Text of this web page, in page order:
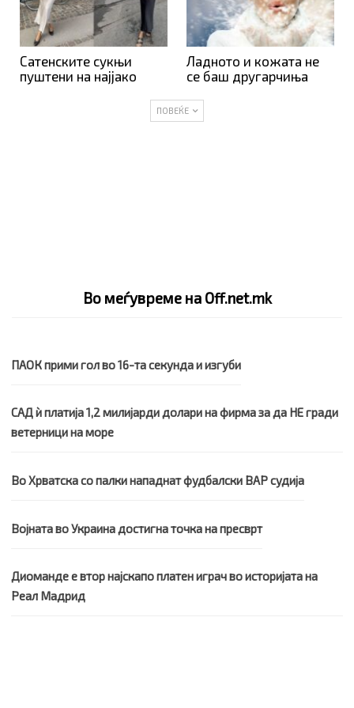
Сатенските сукњи
пуштени на најјако
Ладното и кожата не
се баш другарчиња
ПОВЕЌЕ
Во меѓувреме на Off.net.mk
ПАОК прими гол во 16-та секунда и изгуби
САД ѝ платија 1,2 милијарди долари на фирма за да НЕ гради
ветерници на море
Во Хрватска со палки нападнат фудбалски ВАР судија
Војната во Украина достигна точка на пресврт
Диоманде е втор најскапо платен играч во историјата на
Реал Мадрид